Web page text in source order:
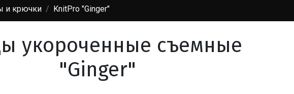
и крючки KnitPro "Ginger"
укороченные съемные
"Ginger"